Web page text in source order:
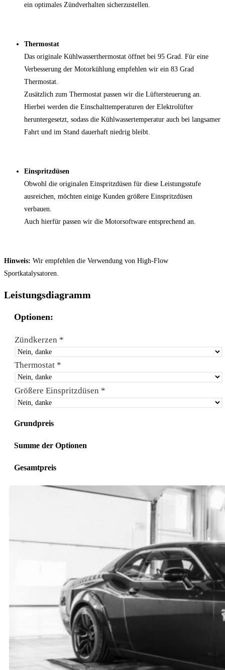
ein optimales Zündverhalten sicherzustellen.
Thermostat
Das originale Kühlwasserthermostat öffnet bei 95 Grad. Für eine
Verbesserung der Motorkühlung empfehlen wir ein 83 Grad
Thermostat.
Zusätzlich zum Thermostat passen wir die Lüftersteuerung an.
Hierbei werden die Einschalttemperaturen der Elektrolüfter
heruntergesetzt, sodass die Kühlwassertemperatur auch bei langsamer
Fahrt und im Stand dauerhaft niedrig bleibt.
Einspritzdüsen
Obwohl die originalen Einspritzdüsen für diese Leistungsstufe
ausreichen, möchten einige Kunden größere Einspritzdüsen
verbauen.
Auch hierfür passen wir die Motorsoftware entsprechend an.
Hinweis: Wir empfehlen die Verwendung von High-Flow
Sportkatalysatoren.
Leistungsdiagramm
Optionen:
Zündkerzen *
Thermostat *
Größere Einspritzdüsen *
Grundpreis
Summe der Optionen
Gesamtpreis